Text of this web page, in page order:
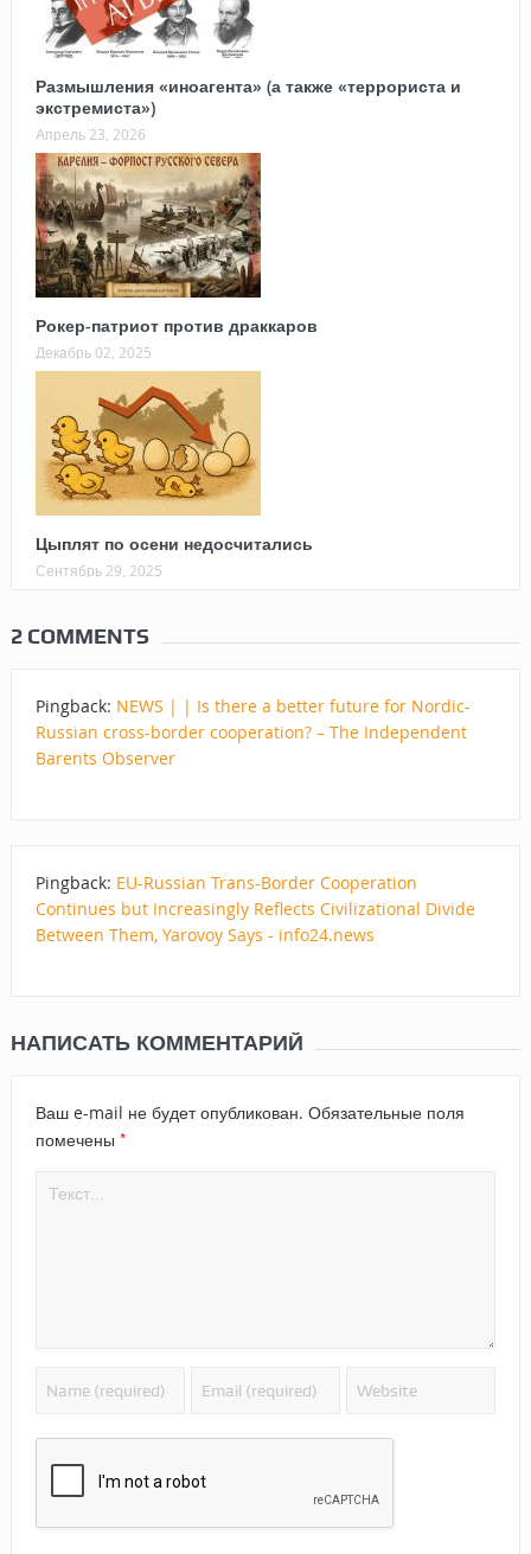
Размышления «иноагента» (а также «террориста и
экстремиста»)
Апрель 23, 2026
Рокер-патриот против драккаров
Декабрь 02, 2025
Цыплят по осени недосчитались
Сентябрь 29, 2025
2 COMMENTS
Pingback: NEWS | | Is there a better future for Nordic-
Russian cross-border cooperation? – The Independent
Barents Observer
Pingback: EU-Russian Trans-Border Cooperation
Continues but Increasingly Reflects Civilizational Divide
Between Them, Yarovoy Says - info24.news
НАПИСАТЬ КОММЕНТАРИЙ
Ваш e-mail не будет опубликован. Обязательные поля
помечены *